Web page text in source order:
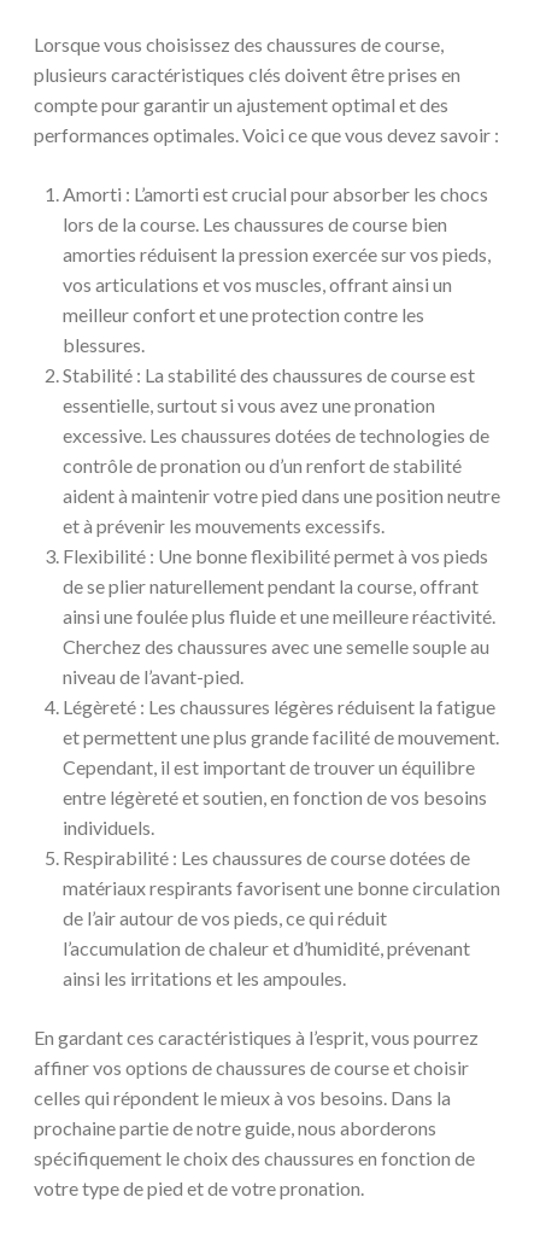
Lorsque vous choisissez des chaussures de course,
plusieurs caractéristiques clés doivent être prises en
compte pour garantir un ajustement optimal et des
performances optimales. Voici ce que vous devez savoir :
Amorti : L’amorti est crucial pour absorber les chocs
lors de la course. Les chaussures de course bien
amorties réduisent la pression exercée sur vos pieds,
vos articulations et vos muscles, offrant ainsi un
meilleur confort et une protection contre les
blessures.
Stabilité : La stabilité des chaussures de course est
essentielle, surtout si vous avez une pronation
excessive. Les chaussures dotées de technologies de
contrôle de pronation ou d’un renfort de stabilité
aident à maintenir votre pied dans une position neutre
et à prévenir les mouvements excessifs.
Flexibilité : Une bonne flexibilité permet à vos pieds
de se plier naturellement pendant la course, offrant
ainsi une foulée plus fluide et une meilleure réactivité.
Cherchez des chaussures avec une semelle souple au
niveau de l’avant-pied.
Légèreté : Les chaussures légères réduisent la fatigue
et permettent une plus grande facilité de mouvement.
Cependant, il est important de trouver un équilibre
entre légèreté et soutien, en fonction de vos besoins
individuels.
Respirabilité : Les chaussures de course dotées de
matériaux respirants favorisent une bonne circulation
de l’air autour de vos pieds, ce qui réduit
l’accumulation de chaleur et d’humidité, prévenant
ainsi les irritations et les ampoules.
En gardant ces caractéristiques à l’esprit, vous pourrez
affiner vos options de chaussures de course et choisir
celles qui répondent le mieux à vos besoins. Dans la
prochaine partie de notre guide, nous aborderons
spécifiquement le choix des chaussures en fonction de
votre type de pied et de votre pronation.